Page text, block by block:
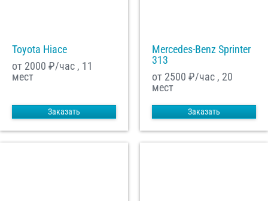
Toyota Hiace
от 2000 ₽/час , 11
мест
Заказать
Mercedes-Benz Sprinter
313
от 2500 ₽/час , 20
мест
Заказать